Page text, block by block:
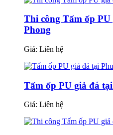
Thi công Tấm ốp
Phong
Giá: Liên hệ
Tấm ốp PU giả đá
Giá: Liên hệ